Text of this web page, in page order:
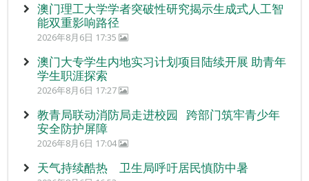
澳门理工大学学者突破性研究揭示生成式人工智
能双重影响路径
2026年8月6日 17:35
澳门大专学生内地实习计划项目陆续开展 助青年
学生职涯探索
2026年8月6日 17:27
教青局联动消防局走进校园 跨部门筑牢青少年
安全防护屏障
2026年8月6日 17:04
天气持续酷热 卫生局呼吁居民慎防中暑